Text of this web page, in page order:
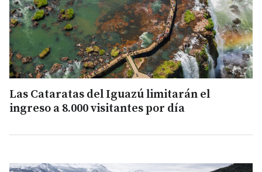
Las Cataratas del Iguazú limitarán el
ingreso a 8.000 visitantes por día